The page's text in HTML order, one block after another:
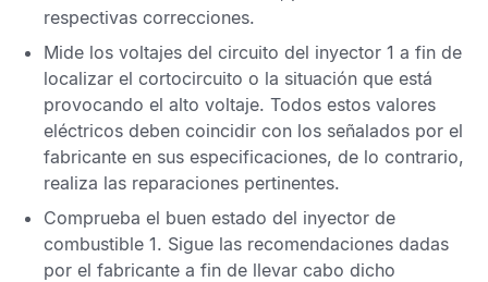
respectivas correcciones.
Mide los voltajes del circuito del inyector 1 a fin de
localizar el cortocircuito o la situación que está
provocando el alto voltaje. Todos estos valores
eléctricos deben coincidir con los señalados por el
fabricante en sus especificaciones, de lo contrario,
realiza las reparaciones pertinentes.
Comprueba el buen estado del inyector de
combustible 1. Sigue las recomendaciones dadas
por el fabricante a fin de llevar cabo dicho